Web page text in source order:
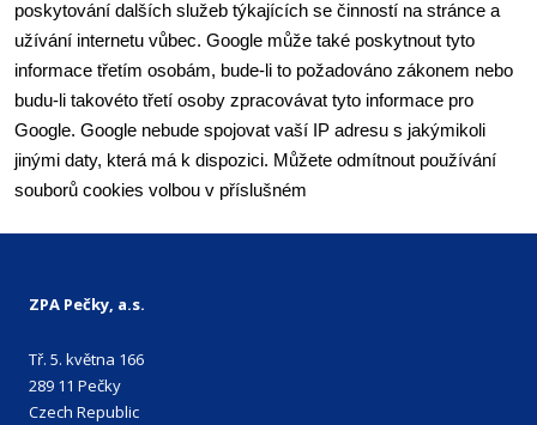
poskytování dalších služeb týkajících se činností na stránce a
užívání internetu vůbec. Google může také poskytnout tyto
informace třetím osobám, bude-li to požadováno zákonem nebo
budu-li takovéto třetí osoby zpracovávat tyto informace pro
Google. Google nebude spojovat vaší IP adresu s jakýmikoli
jinými daty, která má k dispozici. Můžete odmítnout používání
souborů cookies volbou v příslušném
ZPA Pečky, a.s.
Tř. 5. května 166
289 11 Pečky
Czech Republic